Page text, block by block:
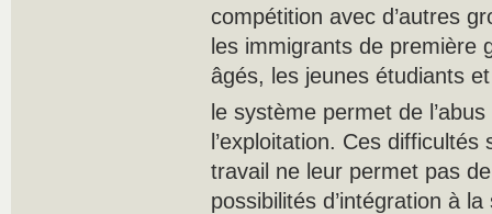
compétition avec d’autres
les immigrants de première
âgés, les jeunes étudiants
le système permet de
l’exploitation. Ces
travail ne leur permet pas
possibilités d’intégration à